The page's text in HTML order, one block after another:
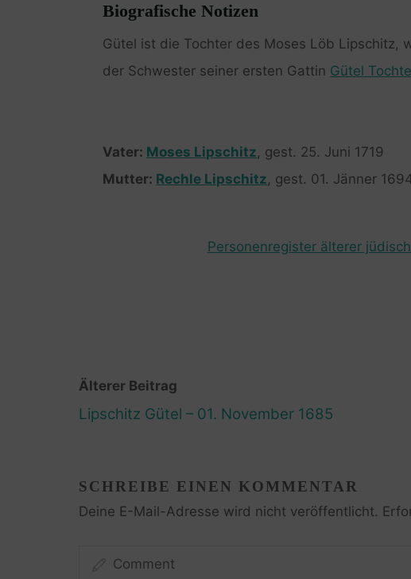
Biografische Notizen
Gütel ist die Tochter des Moses Löb Lipschitz,
der Schwester seiner ersten Gattin Gütel
Vater: Moses Lipschitz, gest. 25. Juni 1719
Mutter: Rechle Lipschitz, gest. 01. Jänner
Personenregister älterer
Älterer Beitrag
Lipschitz Gütel – 01. November 1685
SCHREIBE EINEN KOMMENTAR
Deine E-Mail-Adresse wird nicht veröffentlicht.